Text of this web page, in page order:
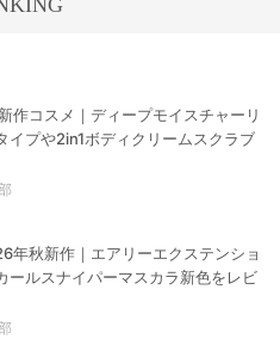
作コスメ｜ディープモイスチャーリ
イプや2in1ボディクリームスクラブ
年秋新作｜エアリーエクステンショ
ールスナイパーマスカラ新色をレビ